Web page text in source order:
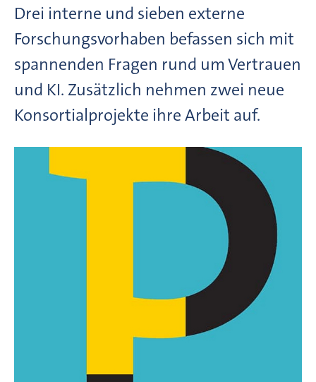
Drei interne und sieben externe
Forschungsvorhaben befassen sich mit
spannenden Fragen rund um Vertrauen
und KI. Zusätzlich nehmen zwei neue
Konsortialprojekte ihre Arbeit auf.